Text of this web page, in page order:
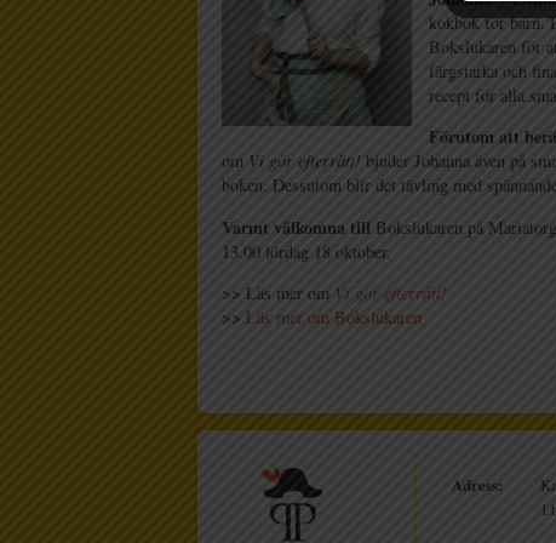
kokbok för barn.
Bokslukaren för
färgstarka och
recept för alla
Förutom att
om Vi gör efterrätt! bjuder Johanna även på
boken. Dessutom blir det tävling med
Varmt välkomna till Bokslukaren på
13.00 lördag 18 oktober.
>> Läs mer om Vi gör efterrätt!
>> Läs mer om Bokslukaren
Adress: